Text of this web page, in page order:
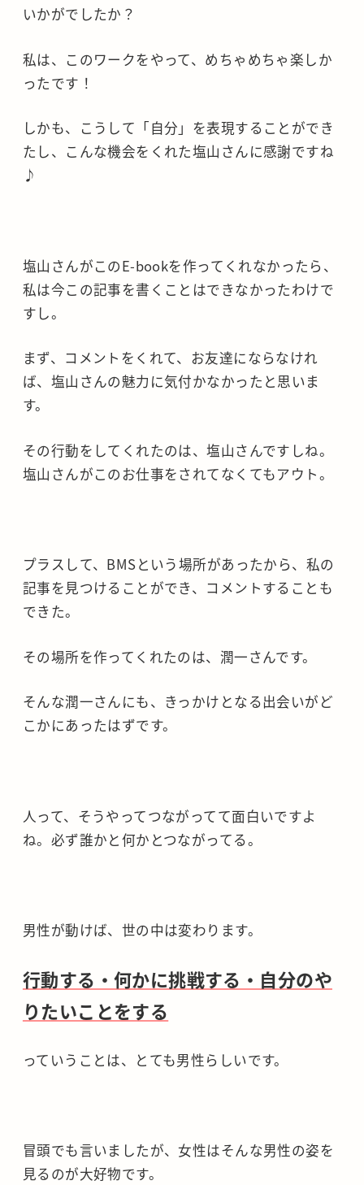
いかがでしたか？
私は、このワークをやって、めちゃめちゃ楽しか
ったです！
しかも、こうして「自分」を表現することができ
たし、こんな機会をくれた塩山さんに感謝ですね
♪
塩山さんがこのE-bookを作ってくれなかったら、
私は今この記事を書くことはできなかったわけで
すし。
まず、コメントをくれて、お友達にならなけれ
ば、塩山さんの魅力に気付かなかったと思いま
す。
その行動をしてくれたのは、塩山さんですしね。
塩山さんがこのお仕事をされてなくてもアウト。
プラスして、BMSという場所があったから、私の
記事を見つけることができ、コメントすることも
できた。
その場所を作ってくれたのは、潤一さんです。
そんな潤一さんにも、きっかけとなる出会いがど
こかにあったはずです。
人って、そうやってつながってて面白いですよ
ね。必ず誰かと何かとつながってる。
男性が動けば、世の中は変わります。
行動する・何かに挑戦する・自分のや
りたいことをする
っていうことは、とても男性らしいです。
冒頭でも言いましたが、女性はそんな男性の姿を
見るのが大好物です。